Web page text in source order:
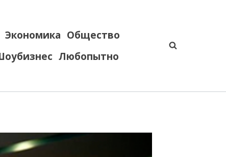
Экономика Общество
Любопытно